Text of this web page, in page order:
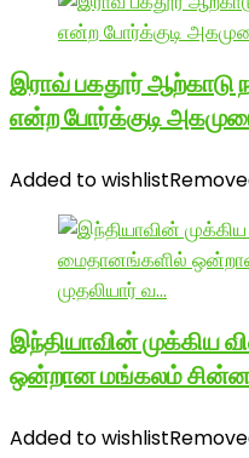
இராவ் பகதூர் ஆற்காடு
என்ற போர்க்குடி
Added to wishlist
இந்தியாவின் முக்கிய
ஒன்றான மங்கலம்
Added to wishlist